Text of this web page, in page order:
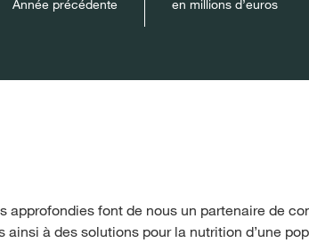
Année précédente en millions d’euros
approfondies font de nous un partenaire de
à des solutions pour la nutrition d’une